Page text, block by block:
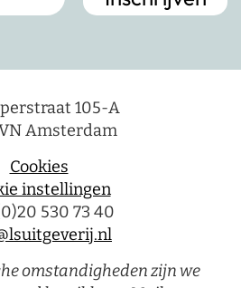
105-A
Amsterdam
Cookies
instellingen
530 73 40
omstandigheden zijn we